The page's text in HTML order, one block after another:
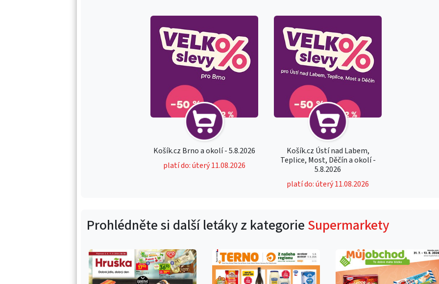
Košík.cz Brno a okolí - 5.8.2026
platí do: úterý 11.08.2026
Košík.cz Ústí nad Labem,
Teplice, Most, Děčín a okolí -
5.8.2026
platí do: úterý 11.08.2026
Prohlédněte si další letáky z kategorie Supermarkety